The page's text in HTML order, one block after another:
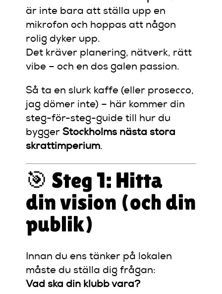
är inte bara att ställa upp en
mikrofon och hoppas att någon
rolig dyker upp.
Det kräver planering, nätverk, rätt
vibe – och en dos galen passion.
Så ta en slurk kaffe (eller prosecco,
jag dömer inte) – här kommer din
steg-för-steg-guide till hur du
bygger Stockholms nästa stora
skrattimperium.
🎯 Steg 1: Hitta
din vision (och din
publik)
Innan du ens tänker på lokalen
måste du ställa dig frågan:
Vad ska din klubb vara?